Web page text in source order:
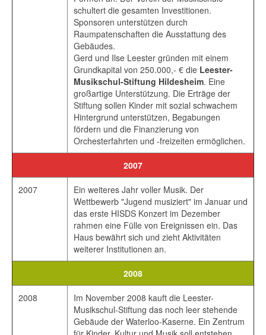
schultert die gesamten Investitionen.
Sponsoren unterstützen durch
Raumpatenschaften die Ausstattung des
Gebäudes.
Gerd und Ilse Leester gründen mit einem
Grundkapital von 250.000,- € die Leester-
Musikschul-Stiftung Hildesheim. Eine
großartige Unterstützung. Die Erträge der
Stiftung sollen Kinder mit sozial schwachem
Hintergrund unterstützen, Begabungen
fördern und die Finanzierung von
Orchesterfahrten und -freizeiten ermöglichen.
2007
2007
Ein weiteres Jahr voller Musik. Der
Wettbewerb "Jugend musiziert" im Januar und
das erste HISDS Konzert im Dezember
rahmen eine Fülle von Ereignissen ein. Das
Haus bewährt sich und zieht Aktivitäten
weiterer Institutionen an.
2008
2008
Im November 2008 kauft die Leester-
Musikschul-Stiftung das noch leer stehende
Gebäude der Waterloo-Kaserne. Ein Zentrum